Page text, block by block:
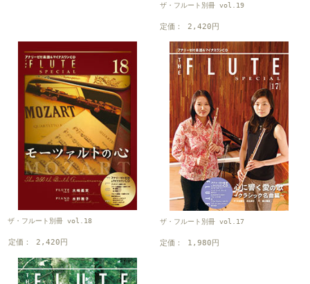
ザ・フルート別冊 vol.19
定価： 2,420円
ザ・フルート別冊 vol.18
定価： 2,420円
ザ・フルート別冊 vol.17
定価： 1,980円